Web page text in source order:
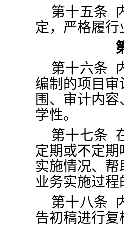
第十五条
定， 严格履行
第十六条
编制的项目
围、审计内
学性。
第十七条
定期或不定
实施情况、
业务实施过程
第十八条
告初稿进行